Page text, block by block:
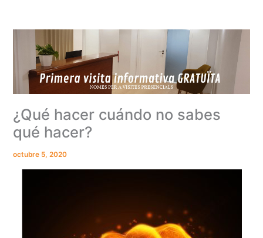
¿Qué hacer cuándo no sabes
qué hacer?
octubre 5, 2020